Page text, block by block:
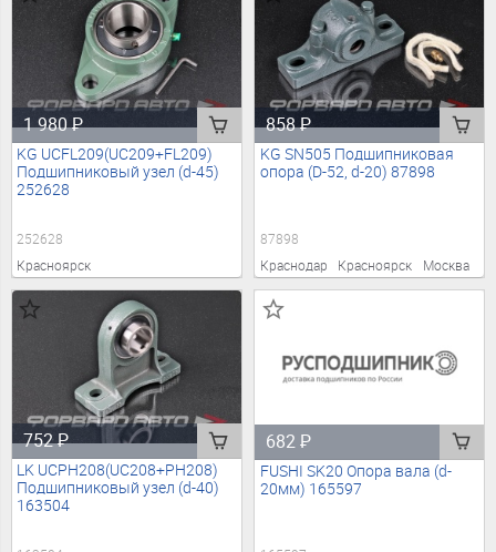
1 980₽
KG UCFL209(UC209+FL209)
Подшипниковый узел (d-45)
252628
252628
Красноярск
858₽
KG SN505 Подшипниковая
опора (D-52, d-20) 87898
87898
Краснодар
Красноярск Москва
752₽
LK UCPH208(UC208+PH208)
Подшипниковый узел (d-40)
163504
682₽
FUSHI SK20 Опора вала (d-
20мм) 165597